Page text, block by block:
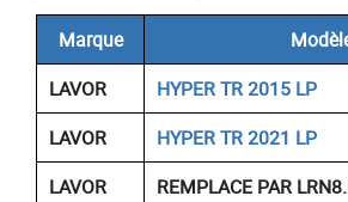
Marque
LAVOR
HYPER TR 2015 LP
LAVOR
HYPER TR 2021 LP
LAVOR
REMPLACE PAR